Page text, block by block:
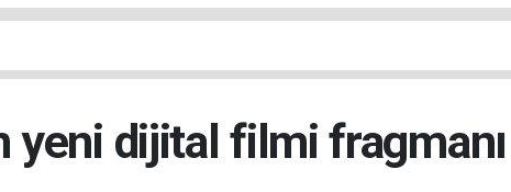
yeni dijital filmi fragmanı